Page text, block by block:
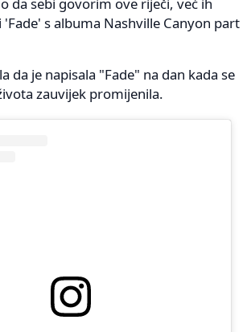
s albuma Nashville Canyon part
da je napisala "Fade" na dan kada se
zauvijek promijenila.